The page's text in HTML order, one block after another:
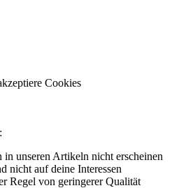
Cookies
in unseren Artikeln nicht erscheinen
nicht auf deine Interessen
Regel von geringerer Qualität